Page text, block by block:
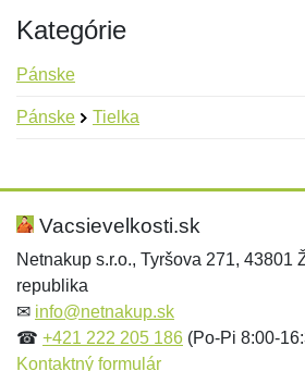
Kategórie
Pánske
Pánske Tielka
Hodnotenie:
Meno:*
Meno:
E-mail:*
Vacsievelkosti.sk
Netnakup s.r.o., Tyršova 271, 43801
republika
✉ info@netnakup.sk
☎ +421 222 205 186 (Po-Pi 8:00-
Kontaktný formulár